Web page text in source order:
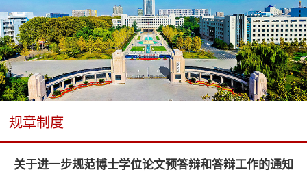
规章制度
关于进一步规范博士学位论文预答辩和答辩工作的通知